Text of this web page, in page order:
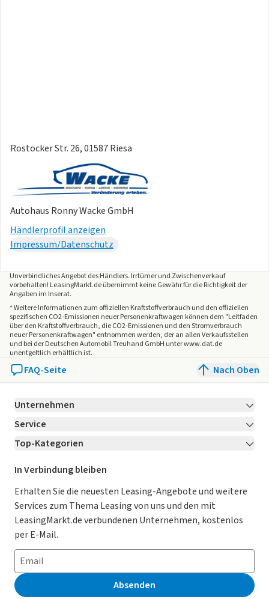
Rostocker Str. 26, 01587 Riesa
Autohaus Ronny Wacke GmbH
Händlerprofil anzeigen
Impressum/Datenschutz
Unverbindliches Angebot desHändlers. Irrtümer und Zwischenverkauf
vorbehalten! LeasingMarkt.de übernimmt keine Gewähr für die Richtigkeit der
Angaben im Inserat.
* Weitere Informationen zum offiziellen Kraftstoffverbrauch und den offiziellen
spezifischen CO2-Emissionen neuer Personenkraftwagen können dem "Leitfaden
über den Kraftstoffverbrauch, die CO2-Emissionen und den Stromverbrauch
neuer Personenkraftwagen" entnommen werden, der an allen Verkaufsstellen
und bei der Deutschen Automobil Treuhand GmbH unter www.dat.de
unentgeltlich erhältlich ist.
FAQ-Seite Nach Oben
Unternehmen
Über LeasingMarkt.de
Karriere Jetzt bewerben!
Für Händler
Kooperation mit AutoScout24
AGB
Datenschutz
Impressum
Erklärung zur Barrierefreiheit
Service
Kontakt
Ratgeber
Magazin
Datenschutz-Einstellungen
So funktioniert’s
Häufig gestellte Fragen
Leasing-Lexikon
Top-Kategorien
Leasing Deals
Gebrauchtwagen Leasing
Leasing ohne Anzahlung
E-Auto Leasing
Privatleasing
Leasing-Vergleiche
Herstellerverzeichnis
In Verbindung bleiben
Erhalten Sie die neuesten Leasing-Angebote und weitere
Services zum Thema Leasing von uns und den mit
LeasingMarkt.de verbundenen Unternehmen, kostenlos
per E-Mail.
Absenden